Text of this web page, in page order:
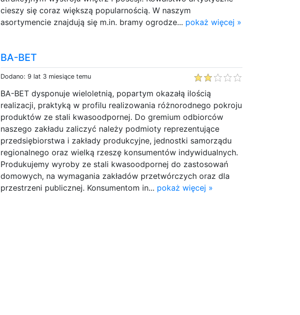
cieszy się coraz większą popularnością. W naszym
asortymencie znajdują się m.in. bramy ogrodze... pokaż więcej »
BA-BET
Dodano: 9 lat 3 miesiące temu
BA-BET dysponuje wieloletnią, popartym okazałą ilością
realizacji, praktyką w profilu realizowania różnorodnego pokroju
produktów ze stali kwasoodpornej. Do gremium odbiorców
naszego zakładu zaliczyć należy podmioty reprezentujące
przedsiębiorstwa i zakłady produkcyjne, jednostki samorządu
regionalnego oraz wielką rzeszę konsumentów indywidualnych.
Produkujemy wyroby ze stali kwasoodpornej do zastosowań
domowych, na wymagania zakładów przetwórczych oraz dla
przestrzeni publicznej. Konsumentom in... pokaż więcej »